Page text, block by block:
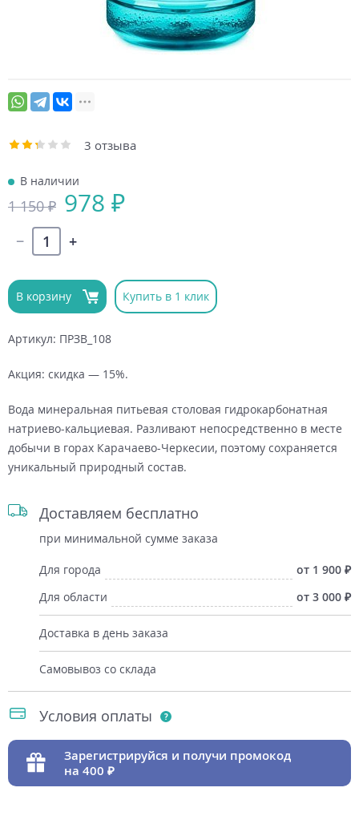
3 отзыва
В наличии
1 150 ₽ 978 ₽
В корзину Купить в 1 клик
Артикул: ПРЗВ_108
Акция: скидка — 15%.
Вода минеральная питьевая столовая гидрокарбонатная
натриево-кальциевая. Разливают непосредственно в месте
добычи в горах Карачаево-Черкесии, поэтому сохраняется
уникальный природный состав.
Доставляем бесплатно
при минимальной сумме заказа
Для города
от 1 900
Для области
от 3 000
Доставка в день заказа
Самовывоз со склада
Условия оплаты
Зарегистрируйся и получи промокод
на 400